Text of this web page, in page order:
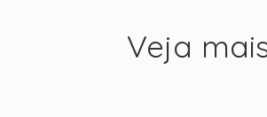
Veja